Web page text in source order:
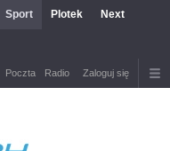
Sport Plotek Next
Poczta Radio Zaloguj się